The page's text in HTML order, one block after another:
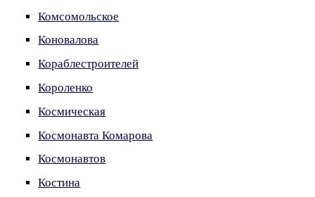
Комсомольское
Коновалова
Кораблестроителей
Короленко
Космическая
Космонавта Комарова
Космонавтов
Костина